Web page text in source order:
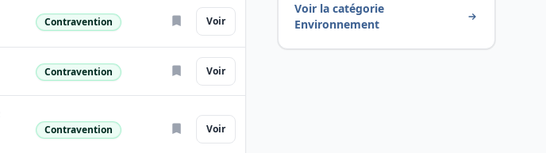
Nature
Contravention Voir
Nature
Contravention Voir
Nature
Contravention Voir
Voir la catégorie
Environnement